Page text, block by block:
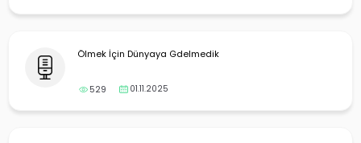
Dersler
Ölmek İçin Dünyaya Gdelmedik
529 01.11.2025